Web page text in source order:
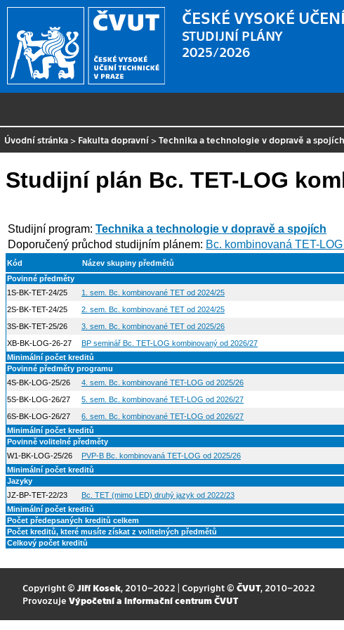
ČESKÉ VYSOKÉ
STUDIJNÍ PLÁNY
2025/2026
Úvodní stránka > Fakulta dopravní >Technika a technologie v dopravě a spojích
Studijní plán Bc. TET-LOG
Studijní program: Technika a technologie v dopravě a spojích
Doporučený průchod studijním plánem: Bc. kombinovaná TET-
Kód Název skupiny předmětů
Povinné předměty
1S-BK-TET-24/25
1. sem. Bc. kombinované TET od 2024/25
2S-BK-TET-24/25
2. sem. Bc. kombinované TET od 2024/25
3S-BK-TET-25/26
3. sem. Bc. kombinované TET od 2025/26
XB-BK-LOG-26-27
BP seminář Bc. TET-LOG kombinovaný od 2026/27
Minimální počet kreditů
Povinné předměty programu
4S-BK-LOG-25/26
4. sem. Bc. kombinované TET-LOG od 2025/26
5S-BK-LOG-26/27
5. sem. Bc. kombinované TET-LOG od 2026/27
6S-BK-LOG-26/27
6. sem. Bc. kombinované TET-LOG od 2026/27
Minimální počet kreditů
Povinně volitelné předměty
W1-BK-LOG-25/26
PVP-B Bc. kombinovaná TET-LOG od 2025/26
Minimální počet kreditů
Jazyky
JZ-BP-TET-22/23
Bc. TET (mimo LED) druhý jazyk od 2022/23
Minimální počet kreditů
Počet předepsaných kreditů celkem
Počet kreditů, které musíte získat z volitelných předmětů
Celkový počet kreditů
Copyright © Jiří Kosek, 2010–2022 | Copyright © ČVUT, 2010–2022
Provozuje Výpočetní a informační centrum ČVUT